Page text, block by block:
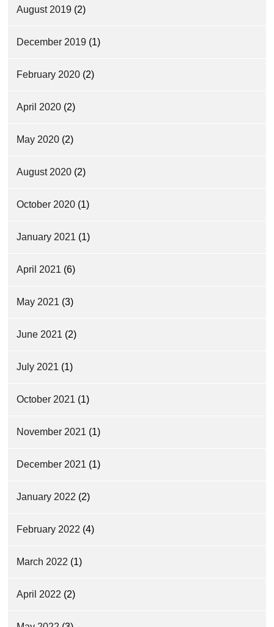
August 2019 (2)
December 2019 (1)
February 2020 (2)
April 2020 (2)
May 2020 (2)
August 2020 (2)
October 2020 (1)
January 2021 (1)
April 2021 (6)
May 2021 (3)
June 2021 (2)
July 2021 (1)
October 2021 (1)
November 2021 (1)
December 2021 (1)
January 2022 (2)
February 2022 (4)
March 2022 (1)
April 2022 (2)